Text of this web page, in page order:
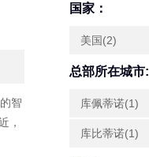
智
，
国家：
美国(2)
总部所在城市:
库佩蒂诺(1)
库比蒂诺(1)